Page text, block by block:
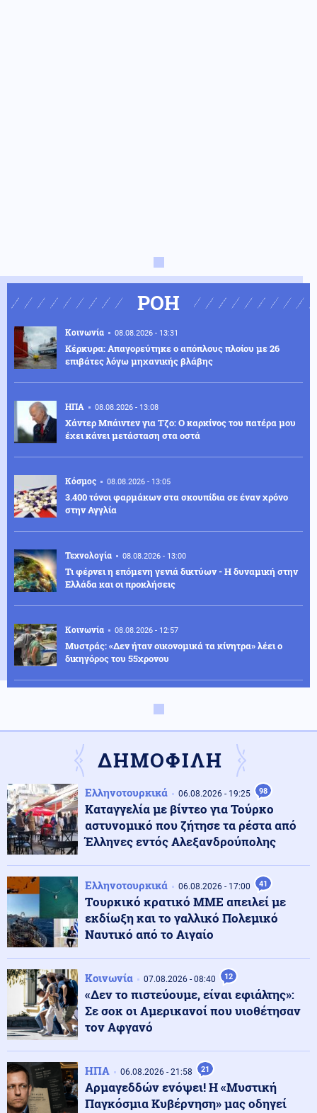
ΡΟΗ
Κοινωνία 08.08.2026 - 13:31
Κέρκυρα: Απαγορεύτηκε ο απόπλους πλοίου με 26
επιβάτες λόγω μηχανικής βλάβης
ΗΠΑ 08.08.2026 - 13:08
Χάντερ Μπάιντεν για Τζο: Ο καρκίνος του πατέρα μου
έχει κάνει μετάσταση στα οστά
Κόσμος 08.08.2026 - 13:05
3.400 τόνοι φαρμάκων στα σκουπίδια σε έναν χρόνο
στην Αγγλία
Τεχνολογία 08.08.2026 - 13:00
Τι φέρνει η επόμενη γενιά δικτύων - Η δυναμική στην
Ελλάδα και οι προκλήσεις
Κοινωνία 08.08.2026 - 12:57
Μυστράς: «Δεν ήταν οικονομικά τα κίνητρα» λέει ο
δικηγόρος του 55χρονου
08.08.2026 - 12:55
μαχητικά Su-30SM2 που έκαναν "ασκήσεις" με
πραγματικά πυρά στο Καλίνινγκραντ
ΗΠΑ
UFO: Το 5ο πακέτο βίντεο και φωτογραφιών από το
Πεντάγωνο – Το «τρίγωνο» και οι «ψυχρές σφαίρες»
Κοινωνία
Αναφορές για σορό στον Λυκαβηττό κοντά στο
εκκλησάκι των Αγίων Ισιδώρων
Περιβάλλον 08.08.2026 - 12:33
Μια σπάνια συνύπαρξη: Κεραυνός πλαγιοκοπεί
ουράνιο τόξο στη Θράκη
Ρωσία 08.08.2026 - 12:31
Μαύρη Θάλασσα: Ρωσικό drone-καμικάζι βομβάρδισε
φορτηγό πλοίο με όπλα για την Ουκρανία
Κοινωνία 08.08.2026 - 12:30
Δολοφονία Βρετανίδας: Από χριστιανός εθελοντής
κατηγορούμενος για φόνο – Εξετάζονται μηνύματα
ΔΗΜΟΦΙΛΗ
Ελληνοτουρκικά 06.08.2026 - 19:25 98
Καταγγελία με βίντεο για Τούρκο
αστυνομικό που ζήτησε τα ρέστα από
Έλληνες εντός Αλεξανδρούπολης
Ελληνοτουρκικά 06.08.2026 - 17:00 41
Tουρκικό κρατικό ΜΜΕ απειλεί με
εκδίωξη και το γαλλικό Πολεμικό
Ναυτικό από το Αιγαίο
Κοινωνία 07.08.2026 - 08:40 12
«Δεν το πιστεύουμε, είναι εφιάλτης»:
Σε σοκ οι Αμερικανοί που υιοθέτησαν
τον Αφγανό
ΗΠΑ 06.08.2026 - 21:58 21
Αρμαγεδδών ενόψει! Η «Μυστική
Παγκόσμια Κυβέρνηση» μας οδηγεί